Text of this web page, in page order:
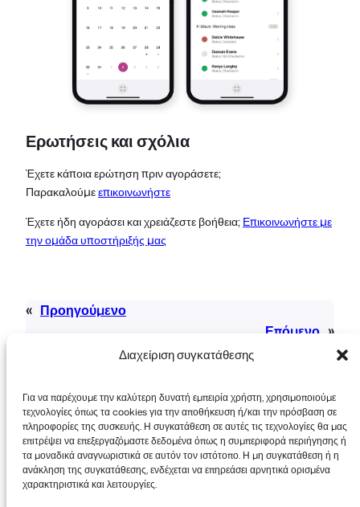
Διαχείριση συγκατάθεσης
Για να παρέχουμε την καλύτερη δυνατή εμπειρία χρήστη, χρησιμοποιούμε
τεχνολογίες όπως τα cookies για την αποθήκευση ή/και την πρόσβαση σε
πληροφορίες της συσκευής. Η συγκατάθεση σε αυτές τις τεχνολογίες θα μας
επιτρέψει να επεξεργαζόμαστε δεδομένα όπως η συμπεριφορά περιήγησης ή
τα μοναδικά αναγνωριστικά σε αυτόν τον ιστότοπο. Η μη συγκατάθεση ή η
ανάκληση της συγκατάθεσης, ενδέχεται να επηρεάσει αρνητικά ορισμένα
χαρακτηριστικά και λειτουργίες.
Ερωτήσεις και σχόλια
Έχετε κάποια ερώτηση πριν αγοράσετε;
Παρακαλούμεεπικοινωνήστε
Έχετε ήδη αγοράσει και χρειάζεστε βοήθεια;Επικοινωνήστε με
την ομάδα υποστήριξής μας
« Προηγούμενο
Επόμενο »
Πνευματικά δικαιώματα © 2026 FooEvents. Όλα
τα δικαιώματα διατηρούνται.